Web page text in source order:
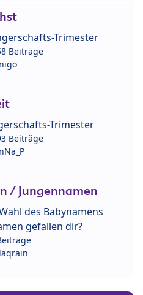
Trimester
Beiträge
Trimester
Beiträge
/ Jungennamen
des Babynamens
gefallen dir?